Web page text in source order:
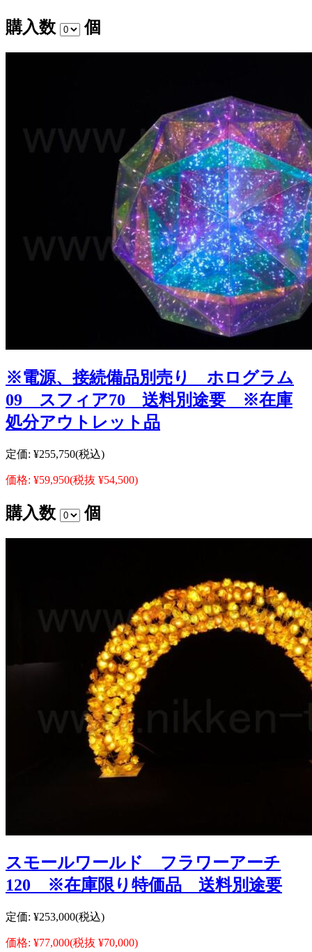
購入数 個
※電源、接続備品別売り ホログラム
09 スフィア70 送料別途要 ※在庫
処分アウトレット品
定価: ¥255,750(税込)
価格: ¥59,950(税抜 ¥54,500)
購入数 個
スモールワールド フラワーアーチ
120 ※在庫限り特価品 送料別途要
定価: ¥253,000(税込)
価格: ¥77,000(税抜 ¥70,000)